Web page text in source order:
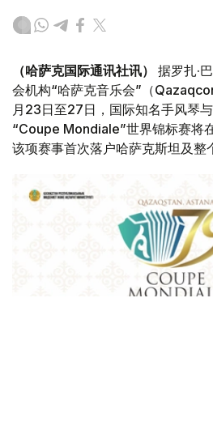
（哈萨克国际通讯社讯）
据罗扎·
会机构“哈萨克音乐会”（
月23日至27日，国际知名手风琴
“Coupe Mondiale”世界锦标赛将
该项赛事首次落户哈萨克斯坦及整